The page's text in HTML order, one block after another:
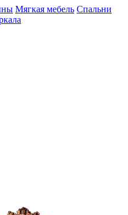
Мягкая мебель Спальни